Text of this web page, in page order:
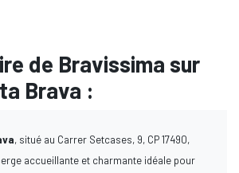
de Bravissima sur
Brava :
, situé au Carrer Setcases, 9, CP 17490,
accueillante et charmante idéale pour